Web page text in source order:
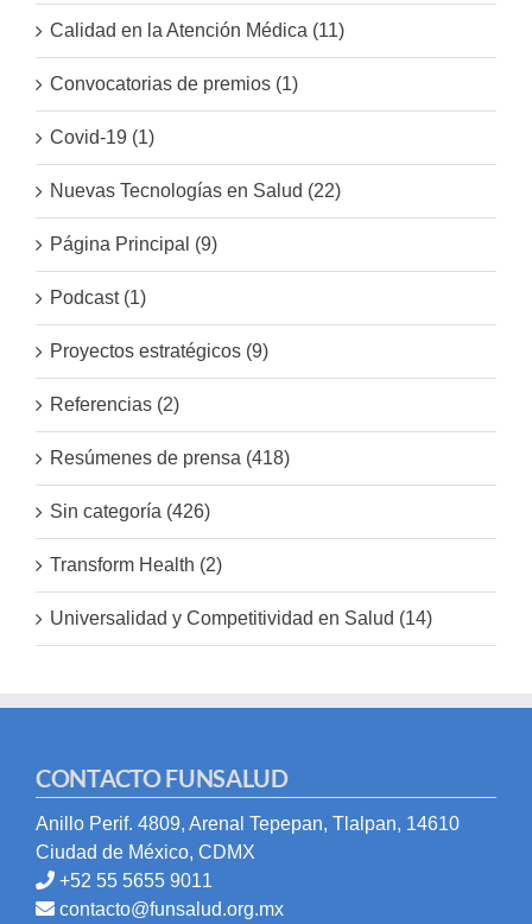
Calidad en la Atención Médica (11)
Convocatorias de premios (1)
Covid-19 (1)
Nuevas Tecnologías en Salud (22)
Página Principal (9)
Podcast (1)
Proyectos estratégicos (9)
Referencias (2)
Resúmenes de prensa (418)
Sin categoría (426)
Transform Health (2)
Universalidad y Competitividad en Salud (14)
CONTACTO FUNSALUD
Anillo Perif. 4809, Arenal Tepepan, Tlalpan, 14610
Ciudad de México, CDMX
+52 55 5655 9011
contacto@funsalud.org.mx